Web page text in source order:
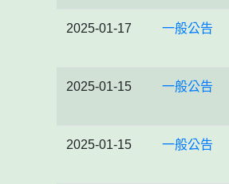
2025-01-17 一般公告
2025-01-15 一般公告
2025-01-15 一般公告